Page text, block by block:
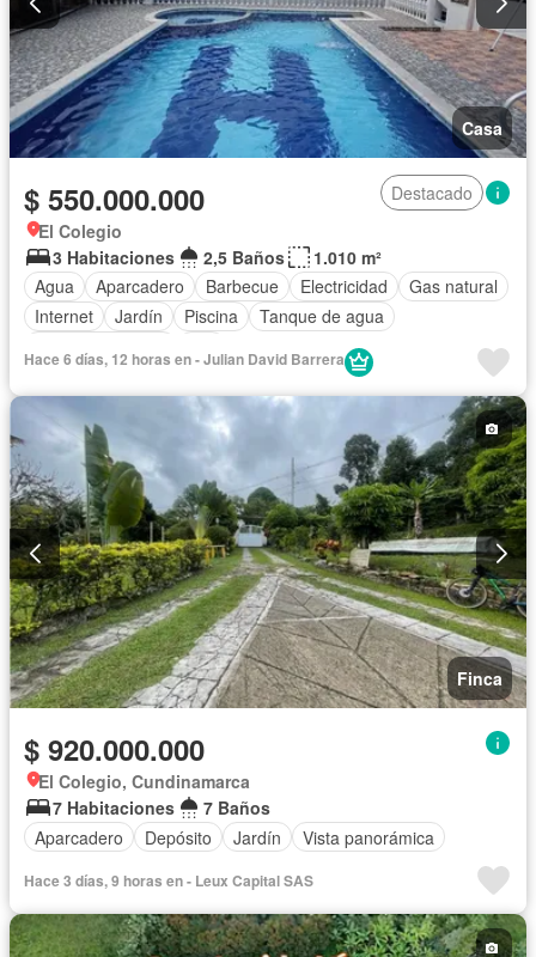
Casa
$ 550.000.000
Destacado
El Colegio
3 Habitaciones
2,5 Baños
1.010 m²
Agua
Aparcadero Barbecue Electricidad
Gas natural
Internet
Jardín Piscina
Tanque de agua
Hace 6 días, 12 horas en - Julian David Barrera
Finca
$ 920.000.000
El Colegio, Cundinamarca
7 Habitaciones
7 Baños
Aparcadero
Depósito Jardín Vista panorámica
Hace 3 días, 9 horas en - Leux Capital SAS